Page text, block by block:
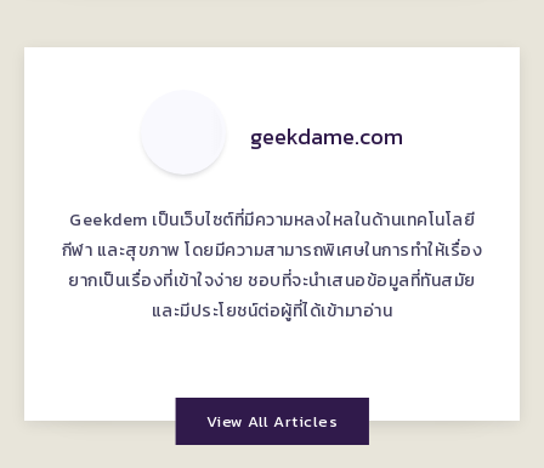
geekdame.com
Geekdem เป็นเว็บไซต์ที่มีความหลงใหลในด้านเทคโนโลยี
กีฬา และสุขภาพ โดยมีความสามารถพิเศษในการทำให้เรื่อง
ยากเป็นเรื่องที่เข้าใจง่าย ชอบที่จะนำเสนอข้อมูลที่ทันสมัย
และมีประโยชน์ต่อผู้ที่ได้เข้ามาอ่าน
View All Articles